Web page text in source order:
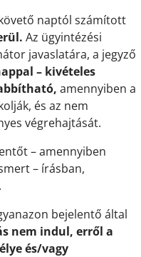
naptól számított
Az ügyintézési
javaslatára, a jegyző
– kivételes
amennyiben a
és az nem
végrehajtását.
– amennyiben
– írásban,
bejelentő által
nem indul, erről a
és/vagy